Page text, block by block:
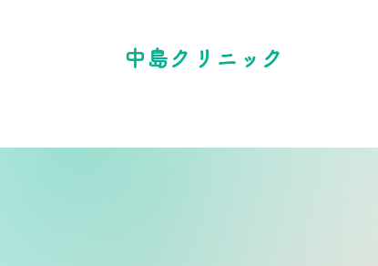
中島クリニック